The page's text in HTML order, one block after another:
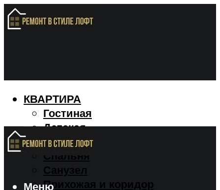
КВАРТИРА
Гостиная
Детская
Кухня
Спальня
Санузел
Прихожая и коридор
Меню